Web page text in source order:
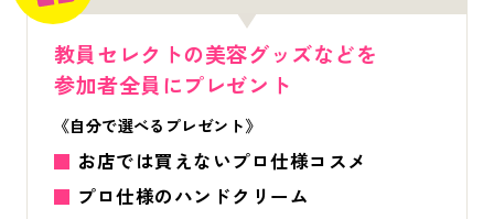
教員セレクトの美容グッズなどを
参加者全員にプレゼント
《自分で選べるプレゼント》
お店では買えないプロ仕様コスメ
プロ仕様のハンドクリーム